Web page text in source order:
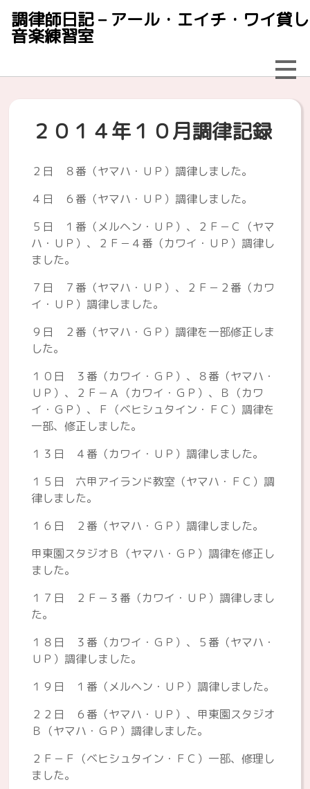
調律師日記 – アール・エイチ・ワイ貸し
音楽練習室
２０１４年１０月調律記録
２日 ８番（ヤマハ・ＵＰ）調律しました。
４日 ６番（ヤマハ・ＵＰ）調律しました。
５日 １番（メルヘン・ＵＰ）、２Ｆ－Ｃ（ヤマ
ハ・ＵＰ）、２Ｆ－４番（カワイ・ＵＰ）調律し
ました。
７日 ７番（ヤマハ・ＵＰ）、２Ｆ－２番（カワ
イ・ＵＰ）調律しました。
９日 ２番（ヤマハ・ＧＰ）調律を一部修正しま
した。
１０日 ３番（カワイ・ＧＰ）、８番（ヤマハ・
ＵＰ）、２Ｆ－Ａ（カワイ・ＧＰ）、Ｂ（カワ
イ・ＧＰ）、Ｆ（ベヒシュタイン・ＦＣ）調律を
一部、修正しました。
１３日 ４番（カワイ・ＵＰ）調律しました。
１５日 六甲アイランド教室（ヤマハ・ＦＣ）調
律しました。
１６日 ２番（ヤマハ・ＧＰ）調律しました。
甲東園スタジオＢ（ヤマハ・ＧＰ）調律を修正し
ました。
１７日 ２Ｆ－３番（カワイ・ＵＰ）調律しまし
た。
１８日 ３番（カワイ・ＧＰ）、５番（ヤマハ・
ＵＰ）調律しました。
１９日 １番（メルヘン・ＵＰ）調律しました。
２２日 ６番（ヤマハ・ＵＰ）、甲東園スタジオ
Ｂ（ヤマハ・ＧＰ）調律しました。
２Ｆ－Ｆ（ベヒシュタイン・ＦＣ）一部、修理し
ました。